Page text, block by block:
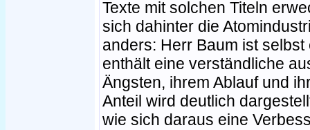
Texte mit solchen Titeln
sich dahinter die
anders: Herr Baum ist
enthält eine verständliche
Ängsten, ihrem Ablauf und
Anteil wird deutlich
wie sich daraus eine